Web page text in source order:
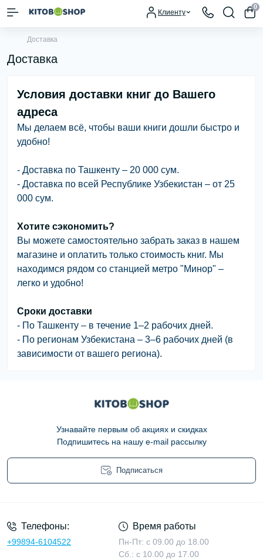
Клиенту
0
Доставка
Доставка
Условия доставки книг до Вашего
адреса
Мы делаем всё, чтобы ваши книги дошли быстро и
удобно!
- Доставка по Ташкенту – 20 000 сум.
- Доставка по всей Республике Узбекистан – от 25
000 сум.
Хотите сэкономить?
Вы можете самостоятельно забрать заказ в нашем
магазине и оплатить только стоимость книг. Мы
находимся рядом со станцией метро "Минор" –
легко и удобно!
Сроки доставки
- По Ташкенту – в течение 1–2 рабочих дней.
- По регионам Узбекистана – 3–6 рабочих дней (в
зависимости от вашего региона).
Узнавайте первым об акциях и скидках
Подпишитесь на нашу e-mail рассылку
Подписаться
Телефоны:
+99894-6104522
Время работы
Пн-Пт: с 09.00 до 18.00
Сб.: с 10.00 до 17.00